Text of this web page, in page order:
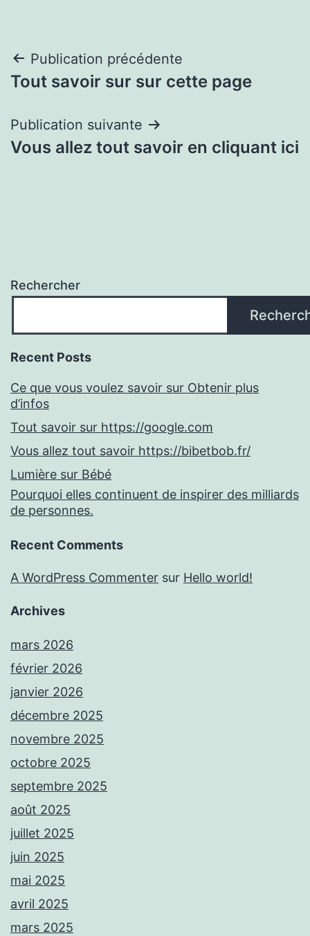
Navigation
de
l’article
Publication précédente
Tout savoir sur sur cette page
Publication suivante
Vous allez tout savoir en cliquant ici
Rechercher
Recent Posts
Ce que vous voulez savoir sur Obtenir plus
d’infos
Tout savoir sur https://google.com
Vous allez tout savoir https://bibetbob.fr/
Lumière sur Bébé
Pourquoi elles continuent de inspirer des milliards
de personnes.
Recent Comments
A WordPress Commenter sur Hello world!
Archives
mars 2026
février 2026
janvier 2026
décembre 2025
novembre 2025
octobre 2025
septembre 2025
août 2025
juillet 2025
juin 2025
mai 2025
avril 2025
mars 2025